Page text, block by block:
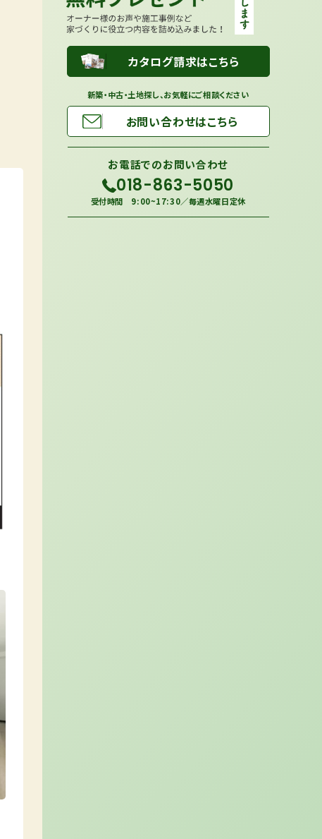
カタログ請求はこちら
新築・中古・土地探し、お気軽にご相談ください
お問い合わせはこちら
お電話でのお問い合わせ
018-863-5050
受付時間 9:00~17:30／毎週水曜日定休